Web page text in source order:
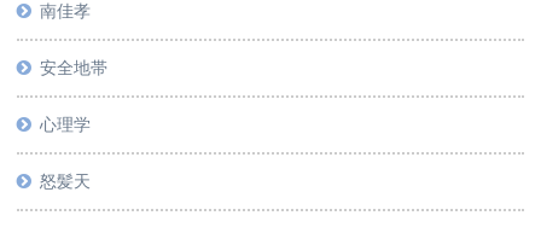
南佳孝
安全地帯
心理学
怒髪天